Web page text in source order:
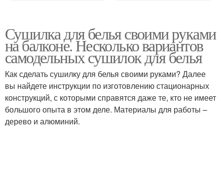
Сушилка для белья своими руками
на балконе. Несколько вариантов
самодельных сушилок для белья
Как сделать сушилку для белья своими руками? Далее
вы найдете инструкции по изготовлению стационарных
конструкций, с которыми справятся даже те, кто не имеет
большого опыта в этом деле. Материалы для работы –
дерево и алюминий.